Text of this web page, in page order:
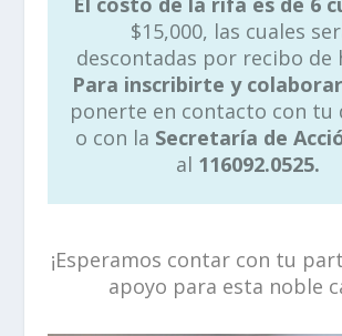
$15,000, las cuales
descontadas por recibo de
Para inscribirte y colaborar
ponerte en contacto con tu
o con la Secretaría de
al 116092.0525.
¡Esperamos contar con tu
apoyo para esta noble